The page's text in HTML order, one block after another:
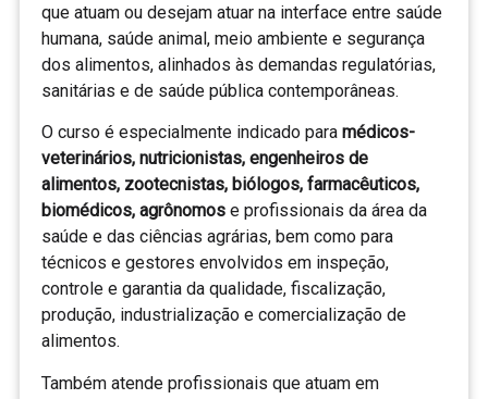
que atuam ou desejam atuar na interface entre saúde
humana, saúde animal, meio ambiente e segurança
dos alimentos, alinhados às demandas regulatórias,
sanitárias e de saúde pública contemporâneas.
O curso é especialmente indicado para médicos-
veterinários, nutricionistas, engenheiros de
alimentos, zootecnistas, biólogos, farmacêuticos,
biomédicos, agrônomos e profissionais da área da
saúde e das ciências agrárias, bem como para
técnicos e gestores envolvidos em inspeção,
controle e garantia da qualidade, fiscalização,
produção, industrialização e comercialização de
alimentos.
Também atende profissionais que atuam em